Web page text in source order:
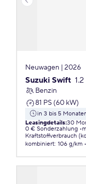
Neuwagen | 2026
Suzuki Swift
Benzin
81 PS (60 kW)
in 3 bis 5
Leasingdetails:30
0 € Sonderzahlung
Kraftstoffverbrauch
kombiniert: 106 g/km